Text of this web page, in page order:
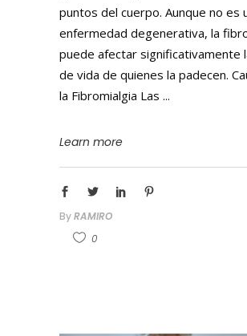
puntos del cuerpo. Aunque no es
enfermedad degenerativa, la
puede afectar significativamente
de vida de quienes la padecen.
la Fibromialgia Las
Learn more
ByRAMIRO
0